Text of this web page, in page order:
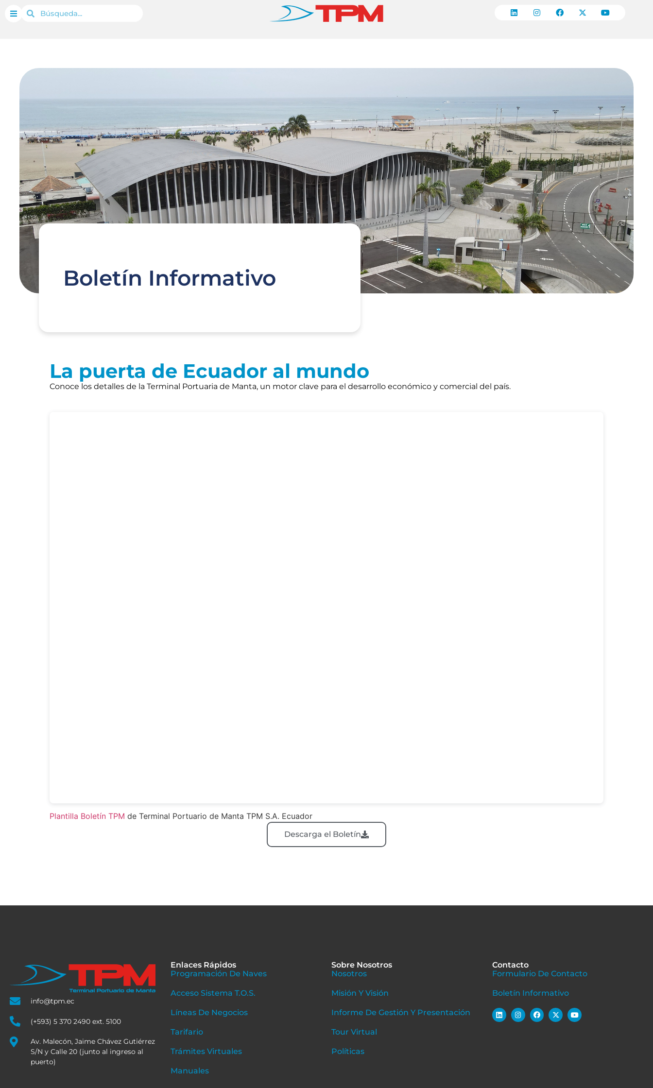
Boletín Informativo
La puerta de Ecuador al mundo
Conoce los detalles de la Terminal Portuaria de Manta, un motor clave para el desarrollo económico y comercial del país.
Plantilla Boletín TPM de Terminal Portuario de Manta TPM S.A. Ecuador
Descarga el Boletín
info@tpm.ec
(+593) 5 370 2490 ext. 5100
Av. Malecón, Jaime Chávez Gutiérrez
S/N y Calle 20 (junto al ingreso al
puerto)
Enlaces Rápidos
Programación De Naves
Acceso Sistema T.O.S.
Líneas De Negocios
Tarifario
Trámites Virtuales
Manuales
Sobre Nosotros
Nosotros
Misión Y Visión
Informe De Gestión Y Presentación
Tour Virtual
Políticas
Contacto
Formulario De Contacto
Boletín Informativo